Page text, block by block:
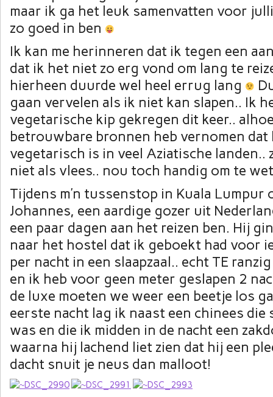
maar ik ga het leuk samenvatten voor
zo goed in ben
Ik kan me herinneren dat ik tegen een
dat ik het niet zo erg vond om lang te
hierheen duurde wel heel errug lang
gaan vervelen als ik niet kan slapen.. Ik
vegetarische kip gekregen dit keer..
betrouwbare bronnen heb vernomen
vegetarisch is in veel Aziatische landen..
niet als vlees.. nou toch handig om te
Tijdens m’n tussenstop in Kuala Lumpur
Johannes, een aardige gozer uit
een paar dagen aan het reizen ben. Hij
naar het hostel dat ik geboekt had voor
per nacht in een slaapzaal.. echt TE
en ik heb voor geen meter geslapen 2
de luxe moeten we weer een beetje los
eerste nacht lag ik naast een chinees
was en die ik midden in de nacht een
waarna hij lachend liet zien dat hij een
dacht snuit je neus dan malloot!